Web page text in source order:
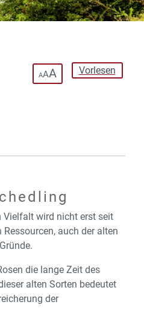
Vorlesen
AAA
Vielfalt wird nicht erst seit
auch der alten
die lange Zeit des
alten Sorten bedeutet
der